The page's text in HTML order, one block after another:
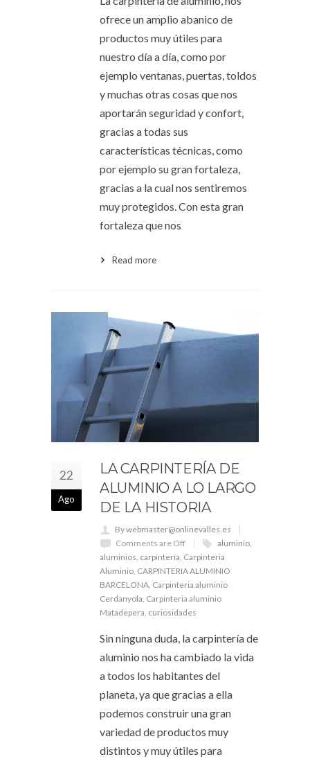
ofrece un amplio abanico de
productos muy útiles para
nuestro día a día, como por
ejemplo ventanas, puertas, toldos
y muchas otras cosas que nos
aportarán seguridad y confort,
gracias a todas sus
características técnicas, como
por ejemplo su gran fortaleza,
gracias a la cual nos sentiremos
muy protegidos. Con esta gran
fortaleza que nos
Read more
22
Ago
LA CARPINTERÍA DE
ALUMINIO A LO LARGO
DE LA HISTORIA
By webmaster@onlinevalles.es
Comments are Off
aluminio
aluminios carpintería Carpinteria
Aluminio CARPINTERIA ALUMINIO
BARCELONA Carpinteria aluminio
Cerdanyola Carpinteria aluminio
Matadepera curiosidades
Sin ninguna duda, la carpintería de
aluminio nos ha cambiado la vida
a todos los habitantes del
planeta, ya que gracias a ella
podemos construir una gran
variedad de productos muy
distintos y muy útiles para